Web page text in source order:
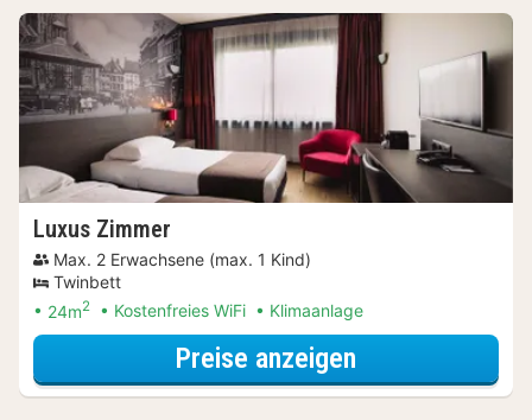
Luxus Zimmer
Max. 2 Erwachsene (max. 1 Kind)
Twinbett
24m2 Kostenfreies WiFi Klimaanlage
Preise anzeigen